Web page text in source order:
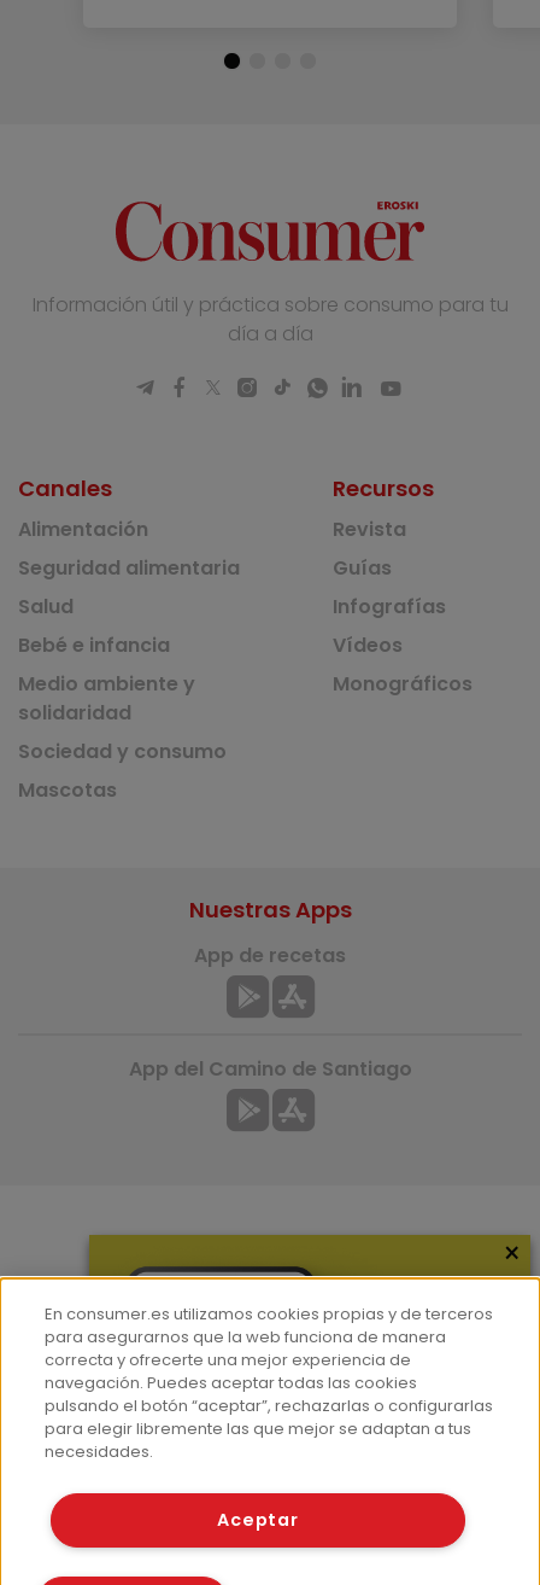
Información útil y práctica sobre consumo para tu
día a día
Canales
Alimentación
Seguridad alimentaria
Salud
Bebé e infancia
Medio ambiente y
solidaridad
Sociedad y consumo
Mascotas
Recursos
Revista
Guías
Infografías
Vídeos
Monográficos
Hemeroteca
Contacto
Prensa
Corpus Lingüístico Consumer
Nuestras Apps
App de recetas
App del Camino de Santiago
© Fundación EROSKI
Políticas de cookies
×
En consumer.es utilizamos cookies propias y de terceros
para asegurarnos que la web funciona de manera
correcta y ofrecerte una mejor experiencia de
navegación. Puedes aceptar todas las cookies
pulsando el botón “aceptar”, rechazarlas o configurarlas
para elegir libremente las que mejor se adaptan a tus
necesidades.
Aceptar